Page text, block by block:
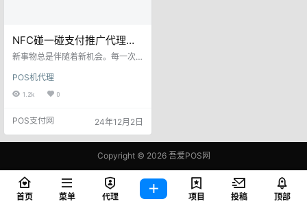
NFC碰一碰支付推广代理，
新手小白听我的拿两台货
新事物总是伴随着新机会。每一次
财富之门。今天我要向大家介绍一
个颇具潜力的产品——NFC碰一碰
支付（简称：“碰一下支付”）。这款
术，是一个值得一试的赚钱良机。
碰一下支付是基于支付宝付款码
和NFC通讯技术而生成的全新支付
体验。它摒弃了传统的扫码和扫脸
在亮屏并解锁、NFC功能开启的状
态下，与商家碰…
POS机代理
1.2k 0
POS支付网 24年12月2日
Copyright © 2026吾爱POS网
鄂ICP备2021006283号-1
查询 87 次，耗时 0.4196 秒
首页 菜单 代理 项目 投稿 顶部